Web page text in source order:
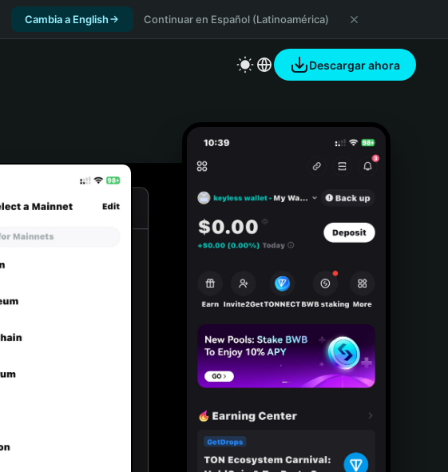
Cambia a English Continuar en Español (Latinoamérica)
Descargar ahora